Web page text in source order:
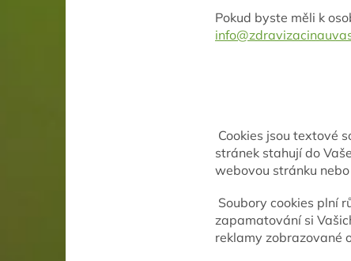
Pokud byste měli k
Cookies jsou textové
stránek stahují do
webovou stránku
Soubory cookies plní
zapamatování si
reklamy zobrazované